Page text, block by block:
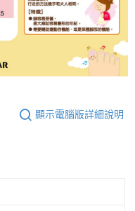
顯示電腦版詳細說明